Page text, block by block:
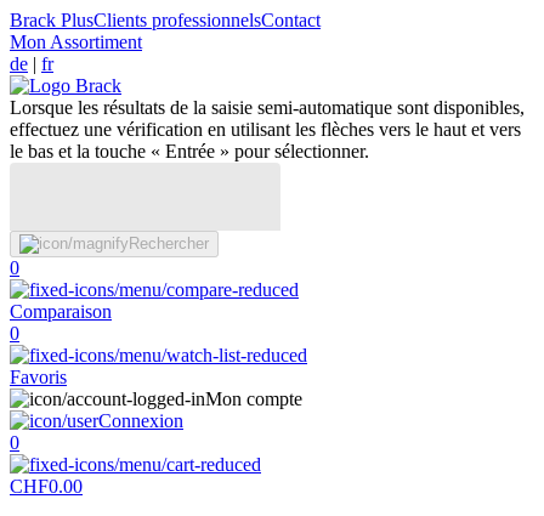
Brack PlusClients professionnelsContact
Mon Assortiment
de | fr
Lorsque les résultats de la saisie semi-automatique sont disponibles,
effectuez une vérification en utilisant les flèches vers le haut et vers
le bas et la touche « Entrée » pour sélectionner.
Rechercher
0
Comparaison
0
Favoris
Mon compte
Connexion
0
CHF0.00